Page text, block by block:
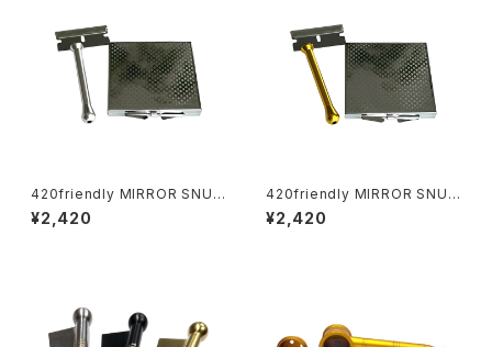
420friendly MIRROR SNUF
F KIT (ミラースナッフキット)
¥2,420
420friendly MIRROR SNUF
F KIT (ミラースナッフキット)
¥2,420